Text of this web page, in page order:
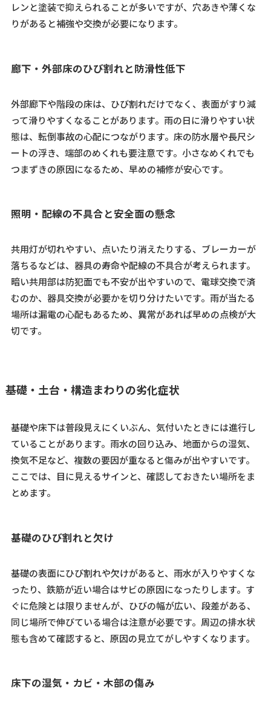
レンと塗装で抑えられることが多いですが、穴あきや薄くな
りがあると補強や交換が必要になります。
廊下・外部床のひび割れと防滑性低下
外部廊下や階段の床は、ひび割れだけでなく、表面がすり減
って滑りやすくなることがあります。雨の日に滑りやすい状
態は、転倒事故の心配につながります。床の防水層や長尺シ
ートの浮き、端部のめくれも要注意です。小さなめくれでも
つまずきの原因になるため、早めの補修が安心です。
照明・配線の不具合と安全面の懸念
共用灯が切れやすい、点いたり消えたりする、ブレーカーが
落ちるなどは、器具の寿命や配線の不具合が考えられます。
暗い共用部は防犯面でも不安が出やすいので、電球交換で済
むのか、器具交換が必要かを切り分けたいです。雨が当たる
場所は漏電の心配もあるため、異常があれば早めの点検が大
切です。
基礎・土台・構造まわりの劣化症状
基礎や床下は普段見えにくいぶん、気付いたときには進行し
ていることがあります。雨水の回り込み、地面からの湿気、
換気不足など、複数の要因が重なると傷みが出やすいです。
ここでは、目に見えるサインと、確認しておきたい場所をま
とめます。
基礎のひび割れと欠け
基礎の表面にひび割れや欠けがあると、雨水が入りやすくな
ったり、鉄筋が近い場合はサビの原因になったりします。す
ぐに危険とは限りませんが、ひびの幅が広い、段差がある、
同じ場所で伸びている場合は注意が必要です。周辺の排水状
態も含めて確認すると、原因の見立てがしやすくなります。
床下の湿気・カビ・木部の傷み